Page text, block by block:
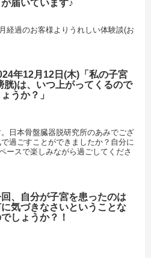
が届いています♪
経過のお客様よりうれしい体験談(お
年12月12日(木)「私の子宮
胱)は、いつ上がってくるので
ょうか？」
日本骨盤臓器脱研究所のあみでござ
過ごすことができましたか？自分に
ースで楽しみながら過ごしてくださ
、自分が子宮を患ったのは
気づきなさいということな
しょうか？！